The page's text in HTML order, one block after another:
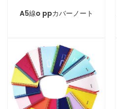
A5線o ppカバーノート